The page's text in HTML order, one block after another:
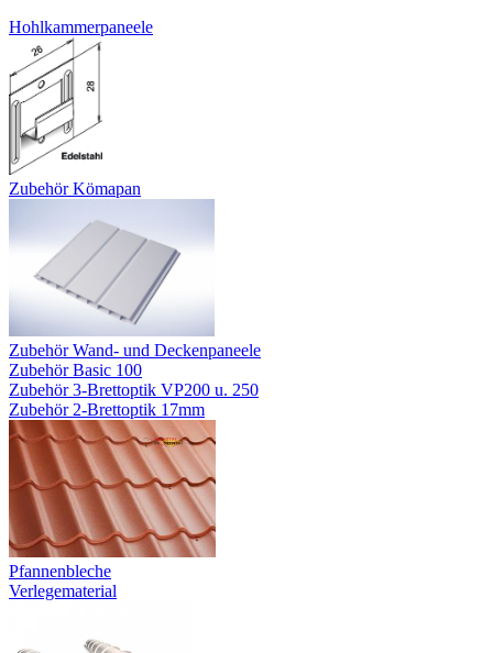
Hohlkammerpaneele
Zubehör Kömapan
Zubehör Wand- und Deckenpaneele
Zubehör Basic 100
Zubehör 3-Brettoptik VP200 u. 250
Zubehör 2-Brettoptik 17mm
Pfannenbleche
Verlegematerial